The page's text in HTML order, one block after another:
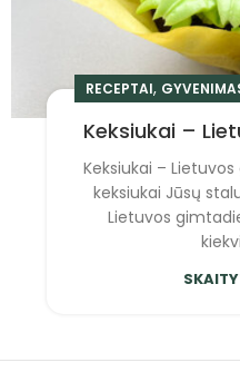
RECEPTAI,
Keksiukai –
Keksiukai –
keksiukai Jūsų
Lietuvos